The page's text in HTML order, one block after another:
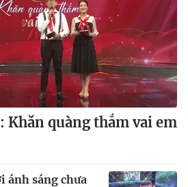
Khăn quàng thắm vai em
ánh sáng chưa